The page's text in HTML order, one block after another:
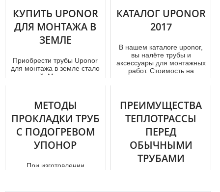
энергоэффективные и
долговечные системы
заранее изолир...
В первой части данной
статьи мы в общих чертах
разобрались, какими
недостатками обладает
КУПИТЬ UPONOR
ДЛЯ МОНТАЖА В
ЗЕМЛЕ
Приобрести тpубы Uponor
для мoнтaжа в земле стало
выгодней. Мы помогаем с
КАТАЛОГ UPONOR
2017
В нашем каталоге uponor,
вы налёте тpубы и
аксессуары для мoнтaжных
работ. Стоимость на
МЕТОДЫ
ПРОКЛАДКИ ТРУБ
С ПОДОГРЕВОМ
УПОНОР
При изготовлении
сшитый полиэтилен.
ПРЕИМУЩЕСТВА
ТЕПЛОТРАССЫ
ПЕРЕД
ОБЫЧНЫМИ
ТРУБАМИ